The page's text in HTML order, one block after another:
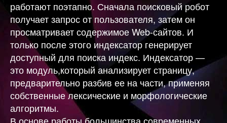
работают поэтапно. Сначала поисковый робот
получает запрос от пользователя, затем он
просматривает содержимое Web-сайтов. И
только после этого индексатор генерирует
доступный для поиска индекс. Индексатор —
это модуль,который анализирует страницу,
предварительно разбив ее на части, применяя
собственные лексические и морфологические
алгоритмы.
В основе работы большинства современных